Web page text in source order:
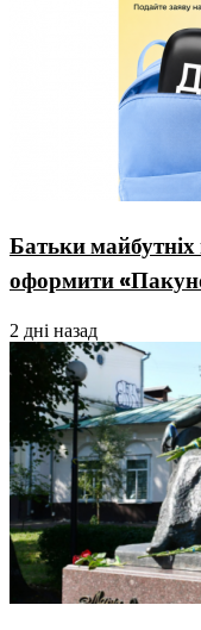
Батьки
оформити
2 дні назад